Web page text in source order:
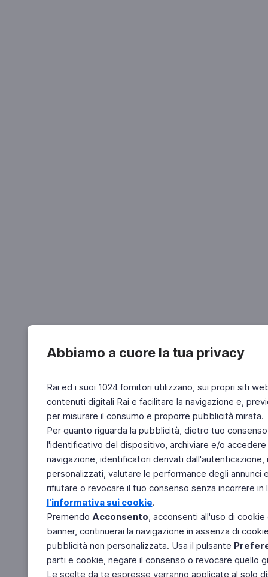
Abbiamo a cuore la tua privacy
Rai ed i suoi 1024 fornitori utilizzano, sui propri siti
contenuti digitali Rai e facilitare la navigazione e,
per misurare il consumo e proporre pubblicità mirata.
Per quanto riguarda la pubblicità, dietro tuo
l'identificativo del dispositivo, archiviare e/o
navigazione, identificatori derivati
personalizzati, valutare le performance degli
rifiutare o revocare il tuo consenso senza incorrere
l'informativa sui cookie.
Premendo Acconsento, acconsenti all'uso di
banner, continuerai la navigazione in assenza di
pubblicità non personalizzata. Usa il pulsante
parti e cookie, negare il consenso o revocare quello
Le scelte da te espresse verranno applicate al solo